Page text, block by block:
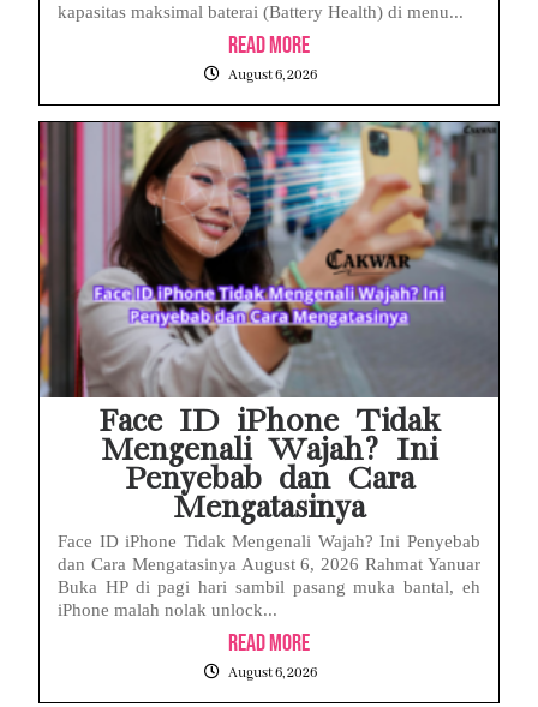
kapasitas maksimal baterai (Battery Health) di menu...
Read More
August 6, 2026
Face ID iPhone Tidak
Mengenali Wajah? Ini
Penyebab dan Cara
Mengatasinya
Face ID iPhone Tidak Mengenali Wajah? Ini Penyebab
dan Cara Mengatasinya August 6, 2026 Rahmat Yanuar
Buka HP di pagi hari sambil pasang muka bantal, eh
iPhone malah nolak unlock...
Read More
August 6, 2026